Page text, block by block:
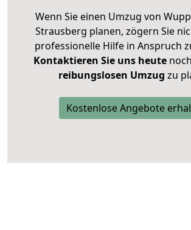
Wenn Sie einen Umzug von
Strausberg planen, zögern Sie
professionelle Hilfe in Anspruch
Kontaktieren Sie uns heute
reibungslosen Umzug zu
Kostenlose Angebote